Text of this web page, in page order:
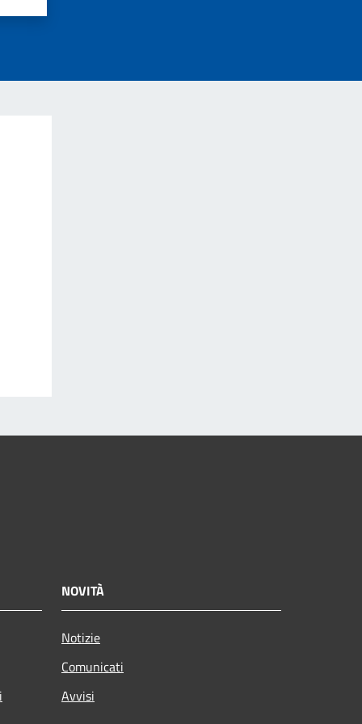
NOVITÀ
Notizie
Comunicati
Avvisi